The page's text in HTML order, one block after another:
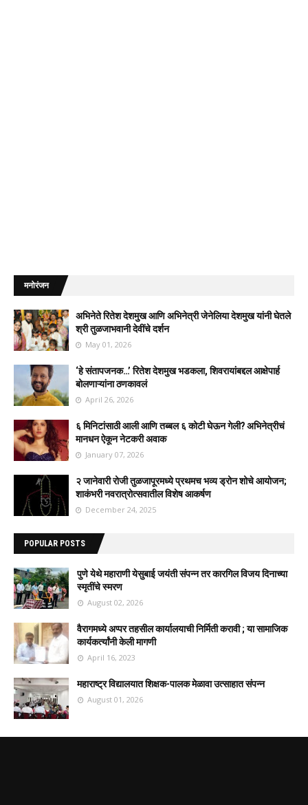
मनोरंजन
अभिनेते रितेश देशमुख आणि अभिनेत्री जेनेलिया देशमुख यांनी घेतले
श्री तुळजाभवानी देवींचे दर्शन
May 01, 2026
‘हे संतापजनक…’ रितेश देशमुख भडकला, शिवरायांबद्दल आक्षेपार्ह
बोलणाऱ्यांना ठणकावलं
April 26, 2026
६ मिनिटांसाठी आली आणि तब्बल ६ कोटी घेऊन गेली? अभिनेत्रीचं
मानधन ऐकून नेटकरी अवाक
January 07, 2026
२ जानेवारी रोजी तुळजापूरमध्ये प्रथमच भव्य ड्रोन शोचे आयोजन;
शाकंभरी नवरात्रोत्सवातील विशेष आकर्षण
December 24, 2025
POPULAR POSTS
पुणे येथे महाराणी येसुबाई जयंती संपन्न तर कारगिल विजय दिनाच्या
स्मृतींचे स्मरण
August 02, 2026
वैरागमध्ये अप्पर तहसील कार्यालयाची निर्मिती करावी ; या सामाजिक
कार्यकर्त्यांनी केली मागणी
April 16, 2023
महाराष्ट्र विद्यालयात शिक्षक-पालक मेळावा उत्साहात संपन्न
August 01, 2026